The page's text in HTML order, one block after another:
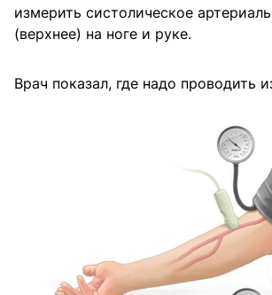
измерить систолическое
(верхнее) на ноге и руке.
Врач показал, где надо проводить